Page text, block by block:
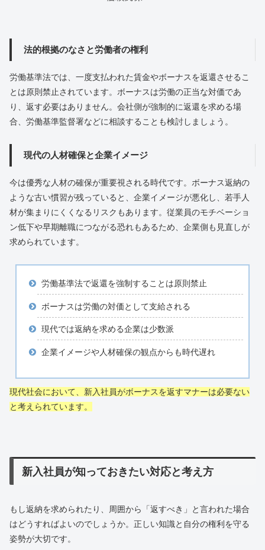
法的根拠のなさと労働者の権利
労働基準法では、一度支払われた賃金やボーナスを返還させるこ
とは原則禁止されています。ボーナスは労働の正当な対価であ
り、返す必要はありません。会社側が強制的に返還を求める場
合、労働基準監督署などに相談することも検討しましょう。
現代の人材確保と企業イメージ
今は優秀な人材の確保が重要視される時代です。ボーナス返納の
ような古い慣習が残っていると、企業イメージが悪化し、若手人
材が集まりにくくなるリスクもあります。従業員のモチベーショ
ン低下や早期離職につながる恐れもあるため、企業側も見直しが
求められています。
労働基準法で返還を強制することは原則禁止
ボーナスは労働の対価として支給される
現代では返納を求める企業は少数派
企業イメージや人材確保の観点からも時代遅れ
現代社会において、新入社員がボーナスを返すマナーは必要ない
と考えられています。
新入社員が知っておきたい対応と考え方
もし返納を求められたり、周囲から「返すべき」と言われた場合
はどうすればよいのでしょうか。正しい知識と自分の権利を守る
姿勢が大切です。